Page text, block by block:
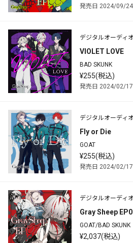
発売日 2024/09/24
デジタルオーディ
VIOLET LOVE
BAD SKUNK
¥255(税込)
発売日 2024/02/17
デジタルオーディ
Fly or Die
GOAT
¥255(税込)
発売日 2024/02/17
デジタルオーディ
Gray Sheep
GOAT/BAD SKUNK
¥2,037(税込)